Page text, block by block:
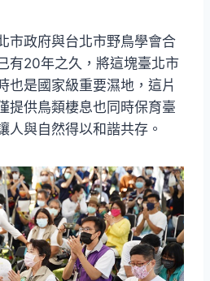
市政府與台北市野鳥學會合
有20年之久，將這塊臺北市
也是國家級重要濕地，這片
提供鳥類棲息也同時保育臺
人與自然得以和諧共存。